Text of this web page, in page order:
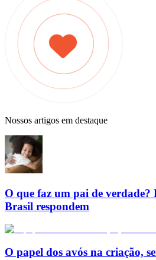
Nossos artigos em destaque
O que faz um pai de verdade?
Brasil respondem
O papel dos avós na criação,